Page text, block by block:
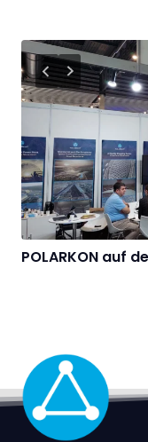
POLARKON auf